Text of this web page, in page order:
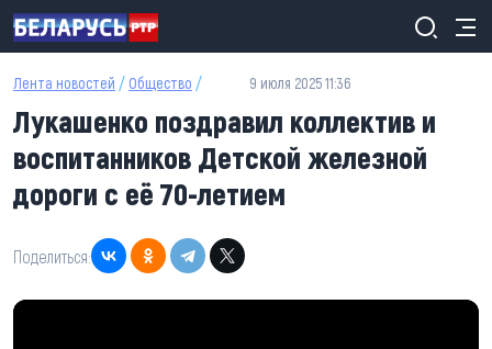
Перейти к основному содержанию
Лента новостей / Общество / 9 июля 2025 11:36
Лукашенко поздравил коллектив и
воспитанников Детской железной
дороги с её 70-летием
Поделиться: